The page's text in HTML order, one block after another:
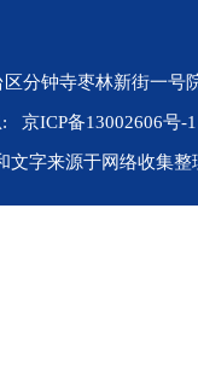
区分钟寺枣林新街一
: 京ICP备13002606号-1
文字来源于网络收集